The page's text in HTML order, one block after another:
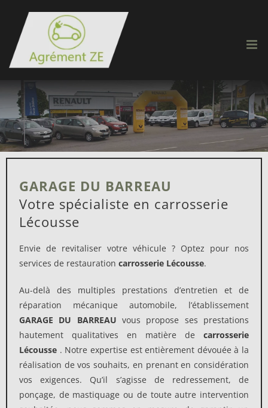
contenu
GARAGE DU BARREAU
Votre spécialiste en carrosserie
Lécousse
Envie de revitaliser votre véhicule ? Optez pour nos
services de restauration carrosserie Lécousse.
Au-delà des multiples prestations d’entretien et de
réparation mécanique automobile, l’établissement
GARAGE DU BARREAU vous propose ses prestations
hautement qualitatives en matière de carrosserie
Lécousse . Notre expertise est entièrement dévouée à la
réalisation de vos souhaits, en prenant en considération
vos exigences. Qu’il s’agisse de redressement, de
ponçage, de mastiquage ou de toute autre intervention